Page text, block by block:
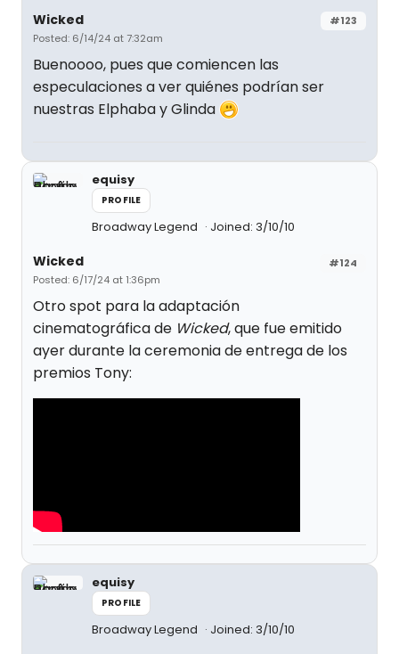
#123
Wicked
Posted: 6/14/24 at 7:32am
Buenoooo, pues que comiencen las
especulaciones a ver quiénes podrían ser
nuestras Elphaba y Glinda
equisy
PROFILE
Broadway Legend Joined: 3/10/10
#124
Wicked
Posted: 6/17/24 at 1:36pm
Otro spot para la adaptación
cinematográfica de Wicked, que fue emitido
ayer durante la ceremonia de entrega de los
premios Tony:
equisy
PROFILE
Broadway Legend Joined: 3/10/10